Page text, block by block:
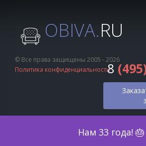
Нам 33 года! 🎂
OBIVA.RU
© Все права защищены 2005 - 2026
Политика конфиденциальности8